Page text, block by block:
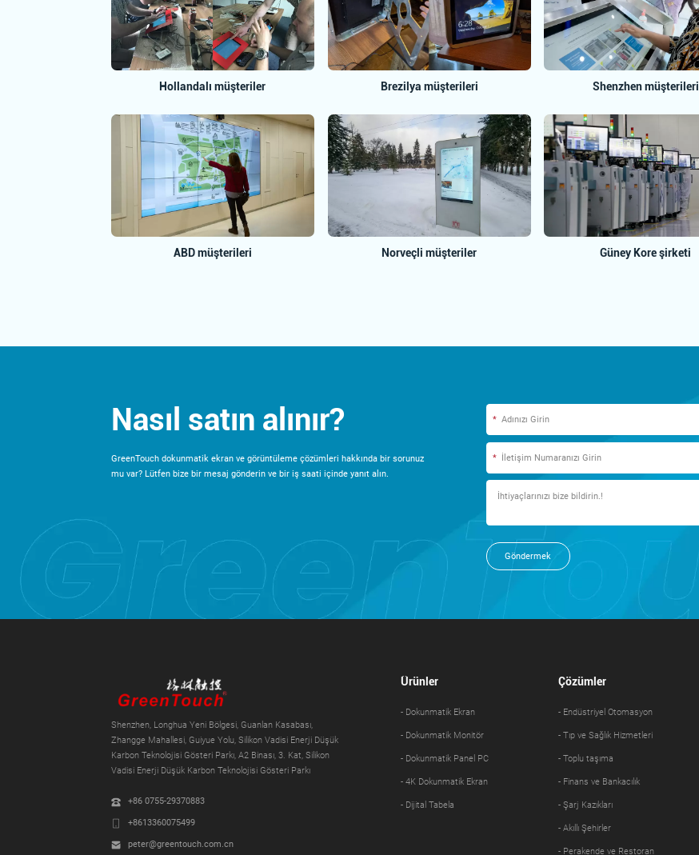
Hollandalı müşteriler Brezilya müşterileri Shenzhen müşterileri
ABD müşterileri Norveçli müşteriler Güney Kore şirketi
Nasıl satın alınır?
GreenTouch dokunmatik ekran ve görüntüleme çözümleri hakkında bir sorunuz
mu var? Lütfen bize bir mesaj gönderin ve bir iş saati içinde yanıt alın.
*
*
Göndermek
Shenzhen, Longhua Yeni Bölgesi, Guanlan Kasabası,
Zhangge Mahallesi, Guiyue Yolu, Silikon Vadisi Enerji Düşük
Karbon Teknolojisi Gösteri Parkı, A2 Binası, 3. Kat, Silikon
Vadisi Enerji Düşük Karbon Teknolojisi Gösteri Parkı
+86 0755-29370883
+8613360075499
peter@greentouch.com.cn
Ürünler
- Dokunmatik Ekran
- Dokunmatik Monitör
- Dokunmatik Panel PC
- 4K Dokunmatik Ekran
- Dijital Tabela
Çözümler
- Endüstriyel Otomasyon
- Tıp ve Sağlık Hizmetleri
- Toplu taşıma
- Finans ve Bankacılık
- Şarj Kazıkları
- Akıllı Şehirler
- Perakende ve Restoran